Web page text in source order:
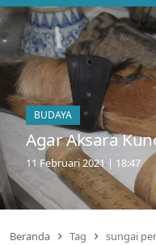
BUDAYA
Agar Aksara
11 Februari 2021 | 18:47
Beranda Tag sungai